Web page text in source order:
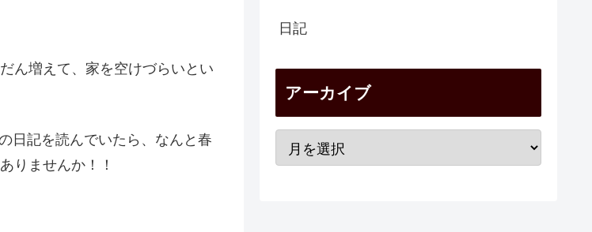
ん増えて、家を空けづらいとい
日記を読んでいたら、なんと春
りませんか！！
日記
アーカイブ